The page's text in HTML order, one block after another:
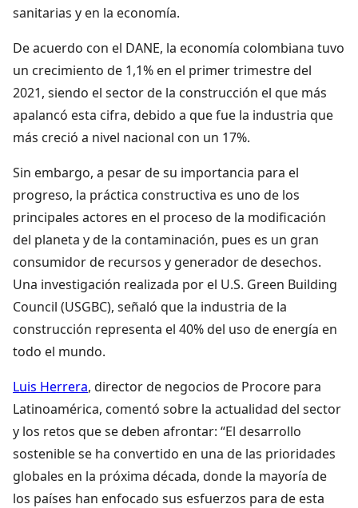
sanitarias y en la economía.
De acuerdo con el DANE, la economía colombiana tuvo
un crecimiento de 1,1% en el primer trimestre del
2021, siendo el sector de la construcción el que más
apalancó esta cifra, debido a que fue la industria que
más creció a nivel nacional con un 17%.
Sin embargo, a pesar de su importancia para el
progreso, la práctica constructiva es uno de los
principales actores en el proceso de la modificación
del planeta y de la contaminación, pues es un gran
consumidor de recursos y generador de desechos.
Una investigación realizada por el U.S. Green Building
Council (USGBC), señaló que la industria de la
construcción representa el 40% del uso de energía en
todo el mundo.
Luis Herrera, director de negocios de Procore para
Latinoamérica, comentó sobre la actualidad del sector
y los retos que se deben afrontar: “El desarrollo
sostenible se ha convertido en una de las prioridades
globales en la próxima década, donde la mayoría de
los países han enfocado sus esfuerzos para de esta